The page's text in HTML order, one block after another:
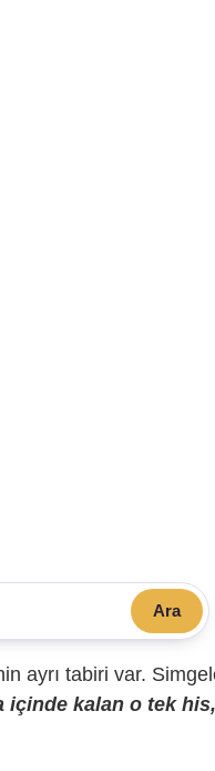
Ara
ayrı tabiri var.
içinde kalan o tek